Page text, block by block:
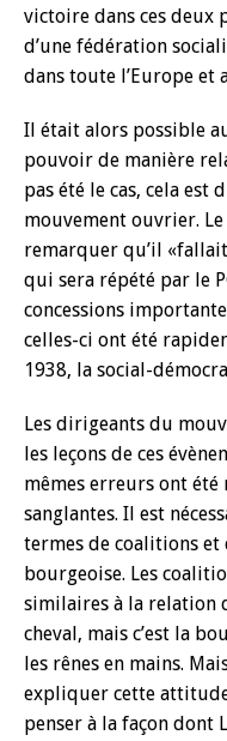
victoire dans ces deux
d’une fédération
dans toute l’Europe et
Il était alors possible
pouvoir de manière
pas été le cas, cela
mouvement ouvrier.
remarquer qu’il
qui sera répété par le
concessions
celles-ci ont été
1938, la social-
Les dirigeants du
les leçons de ces
mêmes erreurs ont été
sanglantes. Il est
termes de coalitions
bourgeoise. Les
similaires à la relation
cheval, mais c’est la
les rênes en mains.
expliquer cette
penser à la façon dont